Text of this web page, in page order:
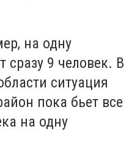
на одну
сразу 9 человек. В
ситуация
пока бьет все
на одну